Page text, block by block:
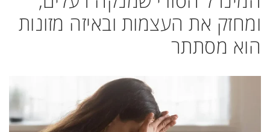
ומחזק את העצמות ובאיזה מזונות
הוא מסתתר